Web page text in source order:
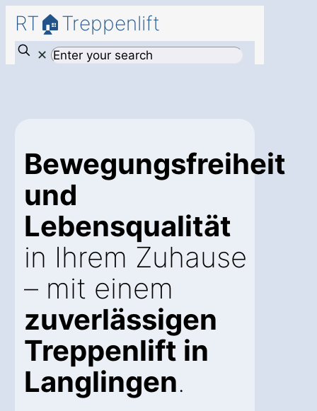
RT🏠Treppenlift
✕
Bewegungsfreiheit
und
Lebensqualität
in Ihrem Zuhause
– mit einem
zuverlässigen
Treppenlift in
Langlingen.